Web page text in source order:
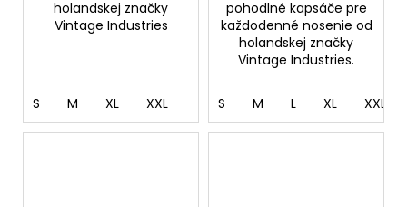
holandskej značky
Vintage Industries
S M XL XXL
pohodlné kapsáče pre
každodenné nosenie od
holandskej značky
Vintage Industries.
S M L XL XXL